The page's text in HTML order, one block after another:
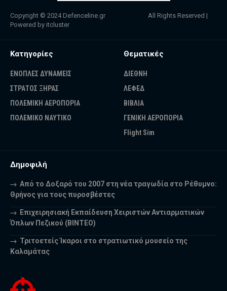
Copyright © 2024 Defenceline.gr All Rights Reserved |
Powered by itcluster
Κατηγορίες
ΕΝΟΠΛΕΣ ΔΥΝΑΜΕΙΣ
ΣΤΡΑΤΟΣ ΞΗΡΑΣ
ΠΟΛΕΜΙΚΗ ΑΕΡΟΠΟΡΙΑ
ΠΟΛΕΜΙΚΟ ΝΑΥΤΙΚΟ
Θεματικές
ΔΙΕΘΝΗ
ΛΕΦΕΔ
ΒΙΒΛΙΑ
ΓΕΝΙΚΗ ΑΕΡΟΠΟΡΙΑ
Flight Sim
Δημοφιλή
Από το Δοξαρό του 2007 στη νέα τραγωδία στο Ρέθυμνο:
Θρήνος για τους πυροσβέστες
Επιχειρησιακή Εκπαίδευση Χειριστών Αντιαρματικών
Όπλων Πεζικού (ΒΙΝΤΕΟ)
Τριτοετείς Ίκαροι στο στρατιωτικό μουσείο της
Καλαμάτας